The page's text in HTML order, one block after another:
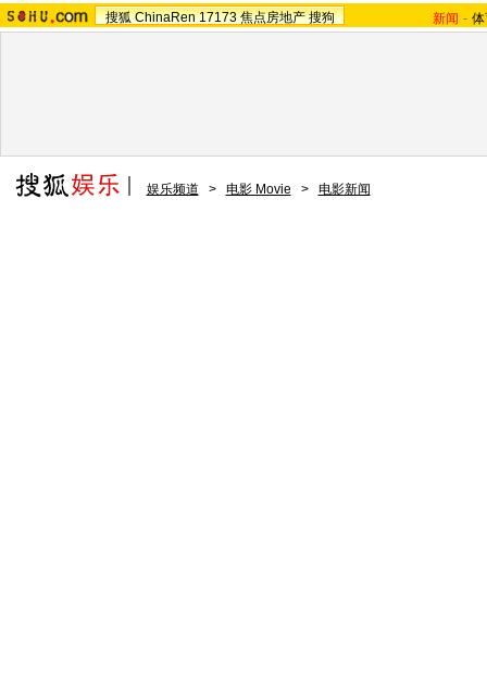
搜狐 ChinaRen 17173 焦点房地产 搜狗 新闻 -
娱乐频道 > 电影 Movie > 电影新闻